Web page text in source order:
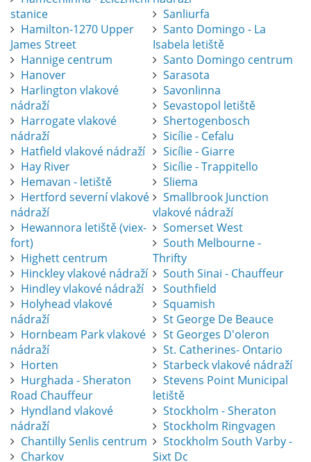
stanice
Hamilton-1270 Upper
James Street
Hannige centrum
Hanover
Harlington vlakové
nádraží
Harrogate vlakové
nádraží
Hatfield vlakové nádraží
Hay River
Hemavan - letiště
Hertford severní vlakové
nádraží
Hewannora letiště (viex-
fort)
Highett centrum
Hinckley vlakové nádraží
Hindley vlakové nádraží
Holyhead vlakové
nádraží
Hornbeam Park vlakové
nádraží
Horten
Hurghada - Sheraton
Road Chauffeur
Hyndland vlakové
nádraží
Chantilly Senlis centrum
Charkov
Sanliurfa
Santo Domingo - La
Isabela letiště
Santo Domingo centrum
Sarasota
Savonlinna
Sevastopol letiště
Shertogenbosch
Sicílie - Cefalu
Sicílie - Giarre
Sicílie - Trappitello
Sliema
Smallbrook Junction
vlakové nádraží
Somerset West
South Melbourne -
Thrifty
South Sinai - Chauffeur
Southfield
Squamish
St George De Beauce
St Georges D'oleron
St. Catherines- Ontario
Starbeck vlakové nádraží
Stevens Point Municipal
letiště
Stockholm - Sheraton
Stockholm Ringvagen
Stockholm South Varby -
Sixt Dc